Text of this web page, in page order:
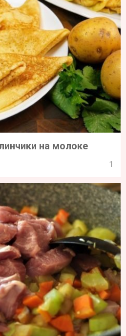
на молоке
1